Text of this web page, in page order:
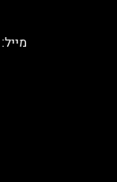
מייל: